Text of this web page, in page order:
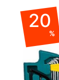
20
%